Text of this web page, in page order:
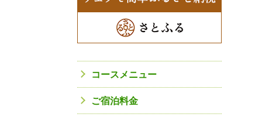
コースメニュー
ご宿泊料金